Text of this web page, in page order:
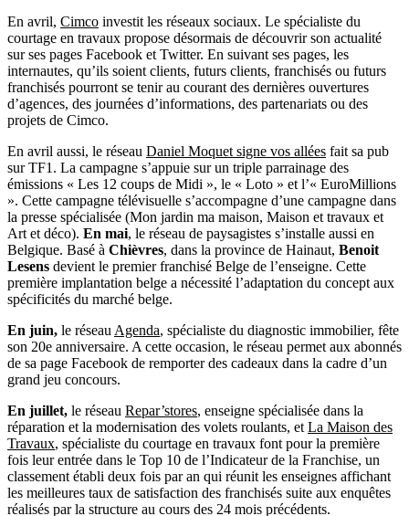
En avril, Cimco investit les réseaux sociaux. Le spécialiste du
courtage en travaux propose désormais de découvrir son actualité
sur ses pages Facebook et Twitter. En suivant ses pages, les
internautes, qu’ils soient clients, futurs clients, franchisés ou futurs
franchisés pourront se tenir au courant des dernières ouvertures
d’agences, des journées d’informations, des partenariats ou des
projets de Cimco.
En avril aussi, le réseau Daniel Moquet signe vos allées fait sa pub
sur TF1. La campagne s’appuie sur un triple parrainage des
émissions « Les 12 coups de Midi », le « Loto » et l’« EuroMillions
». Cette campagne télévisuelle s’accompagne d’une campagne dans
la presse spécialisée (Mon jardin ma maison, Maison et travaux et
Art et déco). En mai, le réseau de paysagistes s’installe aussi en
Belgique. Basé à Chièvres, dans la province de Hainaut, Benoit
Lesens devient le premier franchisé Belge de l’enseigne. Cette
première implantation belge a nécessité l’adaptation du concept aux
spécificités du marché belge.
En juin, le réseau Agenda, spécialiste du diagnostic immobilier, fête
son 20e anniversaire. A cette occasion, le réseau permet aux abonnés
de sa page Facebook de remporter des cadeaux dans la cadre d’un
grand jeu concours.
En juillet, le réseau Repar’stores, enseigne spécialisée dans la
réparation et la modernisation des volets roulants, et La Maison des
Travaux, spécialiste du courtage en travaux font pour la première
fois leur entrée dans le Top 10 de l’Indicateur de la Franchise, un
classement établi deux fois par an qui réunit les enseignes affichant
les meilleures taux de satisfaction des franchisés suite aux enquêtes
réalisés par la structure au cours des 24 mois précédents.